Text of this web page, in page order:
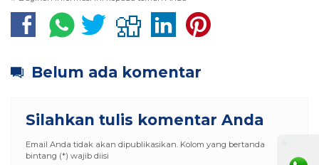
Belum ada komentar
Silahkan tulis komentar Anda
Email Anda tidak akan dipublikasikan. Kolom yang bertanda
bintang (*) wajib diisi